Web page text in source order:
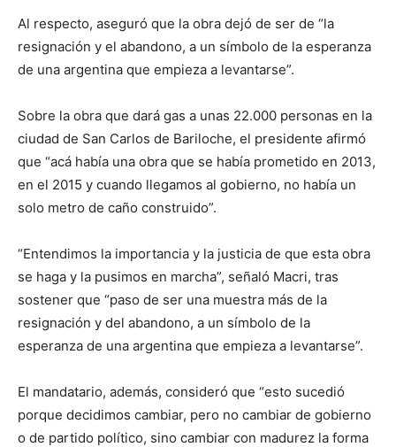
Al respecto, aseguró que la obra dejó de ser de “la
resignación y el abandono, a un símbolo de la esperanza
de una argentina que empieza a levantarse”.
Sobre la obra que dará gas a unas 22.000 personas en la
ciudad de San Carlos de Bariloche, el presidente afirmó
que “acá había una obra que se había prometido en 2013,
en el 2015 y cuando llegamos al gobierno, no había un
solo metro de caño construido”.
“Entendimos la importancia y la justicia de que esta obra
se haga y la pusimos en marcha”, señaló Macri, tras
sostener que “paso de ser una muestra más de la
resignación y del abandono, a un símbolo de la
esperanza de una argentina que empieza a levantarse”.
El mandatario, además, consideró que “esto sucedió
porque decidimos cambiar, pero no cambiar de gobierno
o de partido político, sino cambiar con madurez la forma